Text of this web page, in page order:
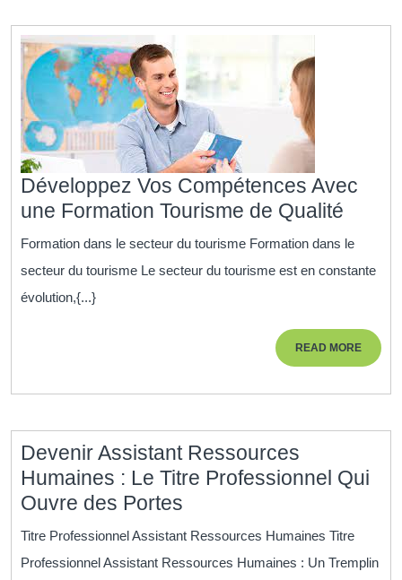
Développez Vos Compétences Avec
une Formation Tourisme de Qualité
Vos
Formation dans le secteur du tourisme Formation dans le
secteur du tourisme Le secteur du tourisme est en constante
évolution,{...}
READ MOREREAD
MORE
Devenir Assistant Ressources
Humaines : Le Titre Professionnel Qui
Ouvre des Portes
Assistant
Ressources
Titre Professionnel Assistant Ressources Humaines Titre
Professionnel Assistant Ressources Humaines : Un Tremplin